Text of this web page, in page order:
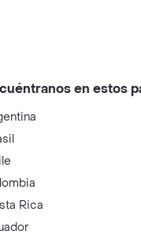
en estos
Rica